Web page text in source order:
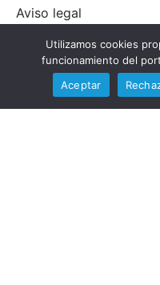
Aviso legal
Política de privacidad
WORK AND TRAVEL
Utilizamos cookies
funcionamiento del
Aceptar